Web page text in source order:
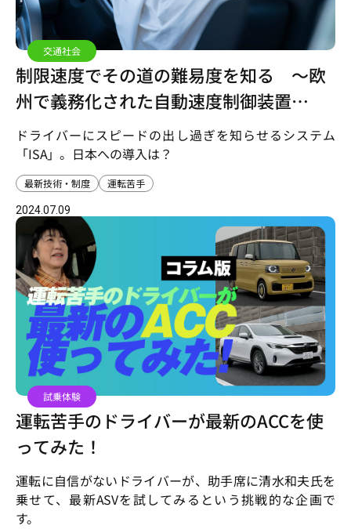
交通社会
制限速度でその道の難易度を知る ～欧
州で義務化された自動速度制御装置
（ISA）の日本への導入を考える
ドライバーにスピードの出し過ぎを知らせるシステム
「ISA」。日本への導入は？
最新技術・制度 運転苦手
2024.07.09
試乗体験
運転苦手のドライバーが最新のACCを使
ってみた！
運転に自信がないドライバーが、助手席に清水和夫氏を
乗せて、最新ASVを試してみるという挑戦的な企画で
す。